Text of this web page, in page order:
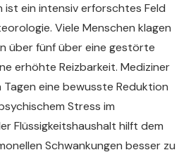
ist ein intensiv erforschtes Feld
Viele Menschen klagen
über fünf über eine gestörte
erhöhte Reizbarkeit. Mediziner
eine bewusste Reduktion
Stress im
Flüssigkeitshaushalt hilft dem
Schwankungen besser zu